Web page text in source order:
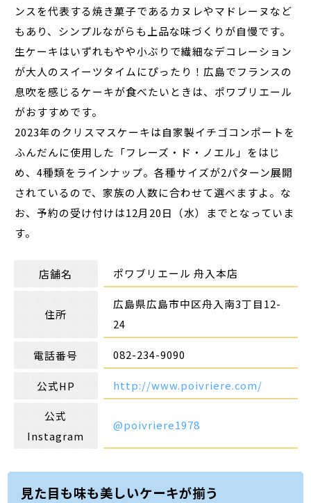
ンスを代表する焼き菓子であるカヌレやマドレーヌなど
もあり、シンプルながらも上品な味づくりが自慢です。
生ケーキはいずれもやや小ぶりで繊細なデコレーション
が大人のスイーツタイムにぴったり！広島でフランスの
息吹を感じるケーキが食べたいときは、ポワブリエール
がおすすめです。
2023年のクリスマスケーキは自家製イチゴコンポートを
ふんだんに使用した「フレーズ・ド・ノエル」をはじ
め、4種類をラインナップ。各種サイズが2パターン展開
されているので、家族の人数に合わせて選べますよ。な
お、予約の受け付けは12月20日（水）までとなっていま
す。
店舗名 ポワブリエール 舟入本店
住所
広島県広島市中区舟入南3丁目12-
24
電話番号 082-234-9090
公式HP http://www.poivriere.com/
公式
Instagram
@poivriere1978
見た目も味も美しいケーキが揃う